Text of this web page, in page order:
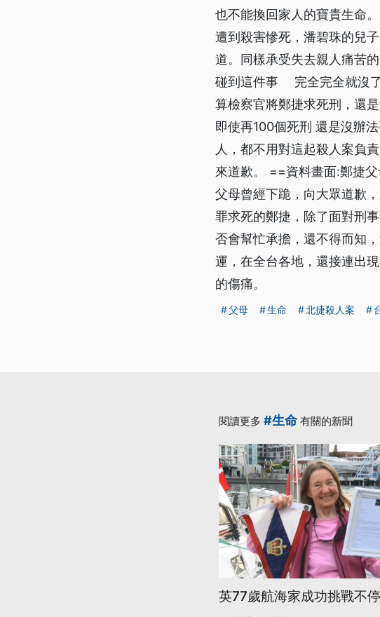
也不能換回家人的寶貴生命
遭到殺害慘死，潘碧珠的兒
道。同樣承受失去親人痛苦
碰到這件事 完全完全就沒
算檢察官將鄭捷求死刑，還
即使再100個死刑 還是沒辦
人，都不用對這起殺人案負
來道歉。 ==資料畫面:鄭捷
父母曾經下跪，向大眾道歉
罪求死的鄭捷，除了面對刑
否會幫忙承擔，還不得而知
運，在全台各地，還接連出
的傷痛。
父母 生命 北捷殺人案
閱讀更多 #生命有關的新聞
英77歲航海家成功挑戰不